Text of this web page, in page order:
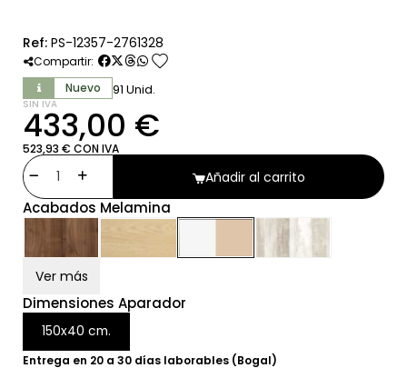
Ref: PS-12357-2761328
Compartir: favorite
Nuevo 91 Unid.
SIN IVA
433,00 €
523,93 € CON IVA
Añadir al carrito
Acabados Melamina
Ver más
Dimensiones Aparador
150x40 cm.
Entrega en 20 a 30 días laborables (Bogal)